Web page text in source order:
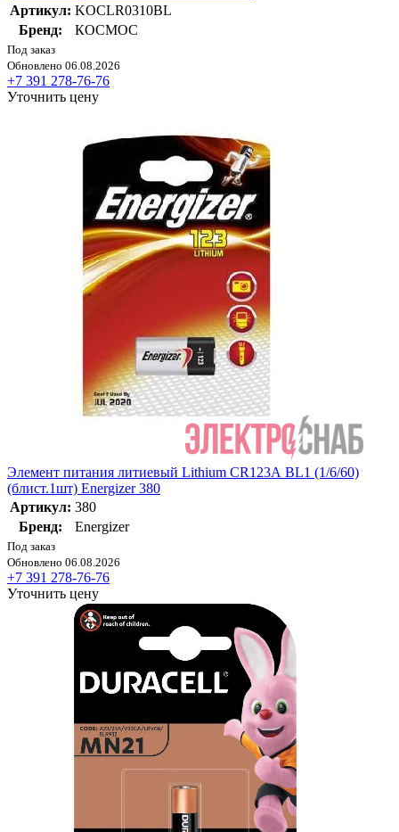
Артикул: KOCLR0310BL
Бренд:
КОСМОС
Под заказ
Обновлено 06.08.2026
+7 391 278-76-76
Уточнить цену
Элемент питания литиевый Lithium CR123А BL1 (1/6/60)
(блист.1шт) Energizer 380
Артикул: 380
Бренд:
Energizer
Под заказ
Обновлено 06.08.2026
+7 391 278-76-76
Уточнить цену